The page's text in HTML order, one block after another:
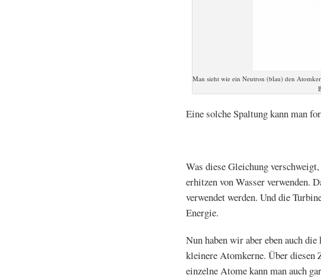
Man sieht wie ein Neutron (blau) den
Eine solche Spaltung kann man
Was diese Gleichung
erhitzen von Wasser verwenden.
verwendet werden. Und die
Energie.
Nun haben wir aber eben auch
kleinere Atomkerne. Über diesen
einzelne Atome kann man auch